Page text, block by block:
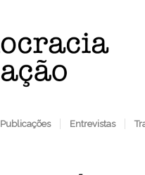
Publicações Entrevistas